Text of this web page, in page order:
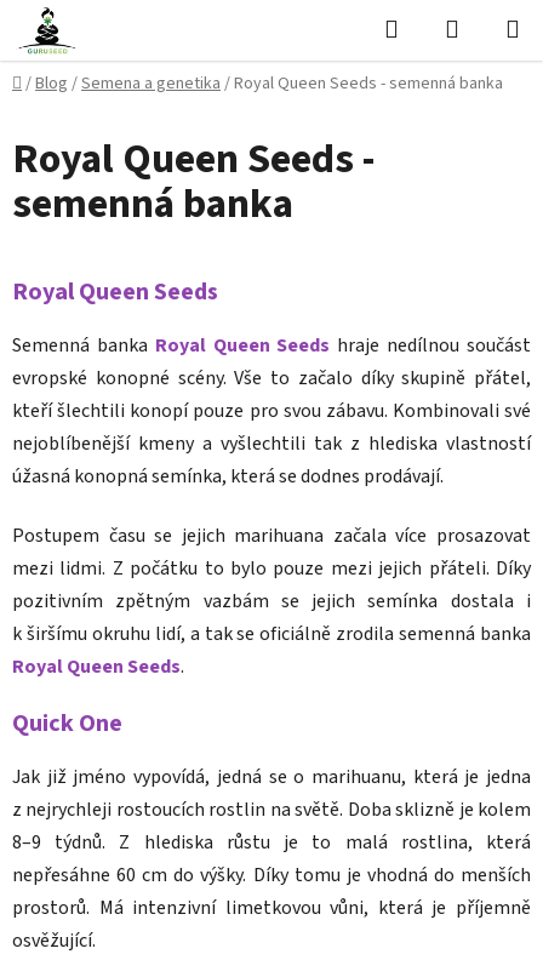
Přejít
obsah
Hledat
KOŠÍK
Domů
/Blog /Semena a genetika/Royal Queen Seeds - semenná banka
Royal Queen Seeds -
semenná banka
Royal Queen Seeds
Semenná banka Royal Queen Seeds hraje nedílnou součást
evropské konopné scény. Vše to začalo díky skupině přátel,
kteří šlechtili konopí pouze pro svou zábavu. Kombinovali své
nejoblíbenější kmeny a vyšlechtili tak z hlediska vlastností
úžasná konopná semínka, která se dodnes prodávají.
Postupem času se jejich marihuana začala více prosazovat
mezi lidmi. Z počátku to bylo pouze mezi jejich přáteli. Díky
pozitivním zpětným vazbám se jejich semínka dostala i
k širšímu okruhu lidí, a tak se oficiálně zrodila semenná banka
Royal Queen Seeds.
Quick One
Jak již jméno vypovídá, jedná se o marihuanu, která je jedna
z nejrychleji rostoucích rostlin na světě. Doba sklizně je kolem
8–9 týdnů. Z hlediska růstu je to malá rostlina, která
nepřesáhne 60 cm do výšky. Díky tomu je vhodná do menších
prostorů. Má intenzivní limetkovou vůni, která je příjemně
osvěžující.